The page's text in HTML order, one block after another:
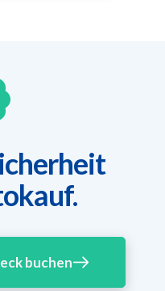
buchen